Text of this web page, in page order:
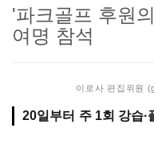
'파크골프 후원
여명 참석
이로사 편집위원
20일부터 주 1회 강습·